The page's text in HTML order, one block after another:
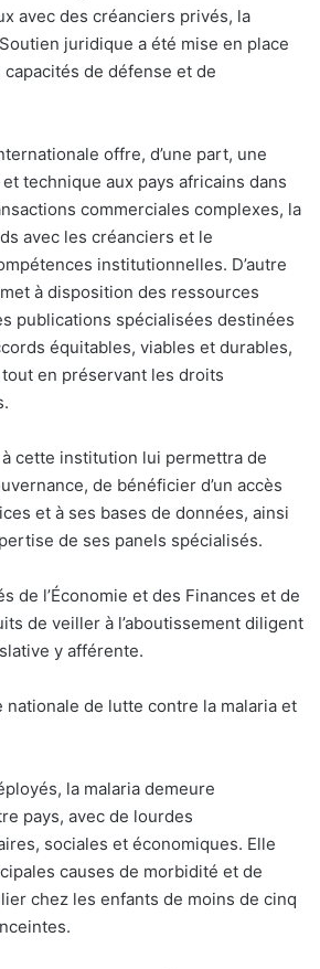
avec des créanciers privés, la
juridique a été mise en place
de défense et de
offre, d’une part, une
technique aux pays africains dans
commerciales complexes, la
avec les créanciers et le
institutionnelles. D’autre
à disposition des ressources
publications spécialisées destinées
équitables, viables et durables,
en préservant les droits
à cette institution lui permettra de
de bénéficier d’un accès
et à ses bases de données, ainsi
de ses panels spécialisés.
de l’Économie et des Finances et de
de veiller à l’aboutissement diligent
y afférente.
nationale de lutte contre la malaria et
la malaria demeure
pays, avec de lourdes
sociales et économiques. Elle
causes de morbidité et de
chez les enfants de moins de cinq